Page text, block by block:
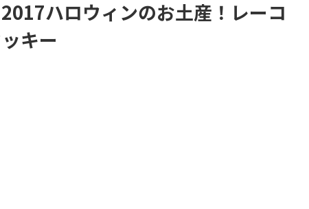
ハロウィンのお土産！レーコ
キー